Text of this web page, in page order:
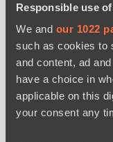
Responsible use
We and our 1022
such as cookies to
and content, ad
have a choice in
applicable on this
your consent any
Team Jenz
Kobold League
15:30
Hull's Angels
BO3
EPL Masters I